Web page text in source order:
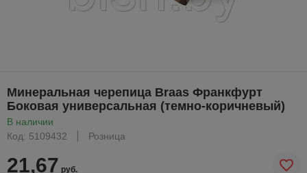
Минеральная черепица Braas Франкфурт
Боковая универсальная (темно-коричневый)
В наличии
Код: 5109432
Розница
21,67 руб.